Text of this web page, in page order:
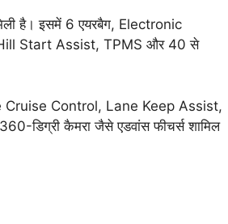
है। इसमें 6 एयरबैग, Electronic
Hill Start Assist, TPMS और 40 से
Cruise Control, Lane Keep Assist,
कैमरा जैसे एडवांस फीचर्स शामिल